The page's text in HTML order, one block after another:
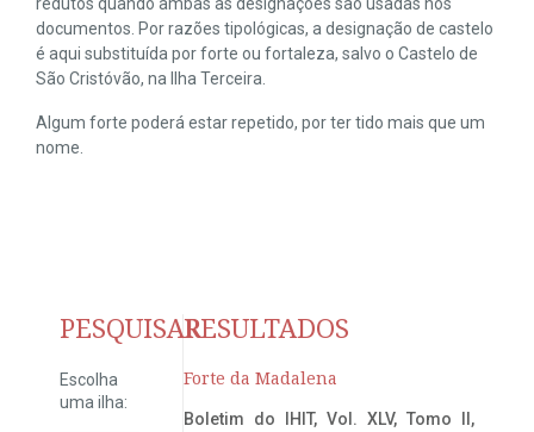
documentos. Por razões tipológicas, a designação de castelo
é aqui substituída por forte ou fortaleza, salvo o Castelo de
São Cristóvão, na Ilha Terceira.
Algum forte poderá estar repetido, por ter tido mais que um
nome.
PESQUISAR
Escolha
uma ilha:
RESULTADOS
Forte da Madalena
Boletim do IHIT, Vol. XLV, Tomo II,